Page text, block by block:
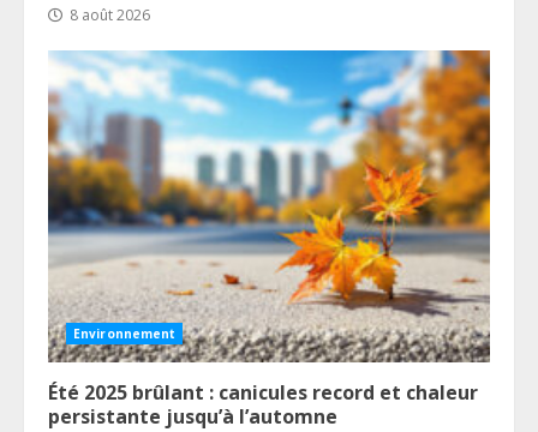
8 août 2026
Environnement
Été 2025 brûlant : canicules record et chaleur
persistante jusqu’à l’automne